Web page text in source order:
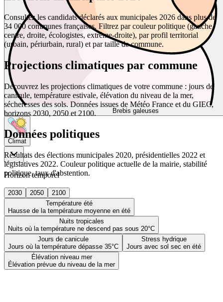
Brebis galeuses
Climat
Horizon temporel
2030 2050
2100
Température été
Hausse de la température moyenne en été
Nuits tropicales
Nuits où la température ne descend pas sous 20°C
Jours de canicule
Jours où la température dépasse 35°C
Stress hydrique
Jours avec sol sec en été
Élévation niveau mer
Élévation prévue du niveau de la mer
Consultez les candidats déclarés aux municipales 2026 dans plus de
34 000 communes françaises. Filtrez par couleur politique (gauche,
centre, droite, écologistes, extrême-droite), par profil territorial
(urbain, périurbain, rural) et par taille de commune.
Projections climatiques par commune
Découvrez les projections climatiques de votre commune : jours de
canicule, température estivale, élévation du niveau de la mer,
sécheresses des sols. Données issues de Météo France et du GIEC,
horizons 2030, 2050 et 2100.
Données politiques
Résultats des élections municipales 2020, présidentielles 2022 et
législatives 2022. Couleur politique actuelle de la mairie, stabilité
politique, taux d'abstention.